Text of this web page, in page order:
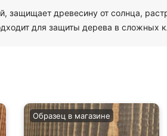
древесину от солнца,
для защиты дерева в сложных
Образец в магазине